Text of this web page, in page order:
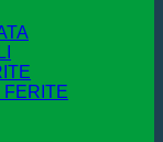
FERITE